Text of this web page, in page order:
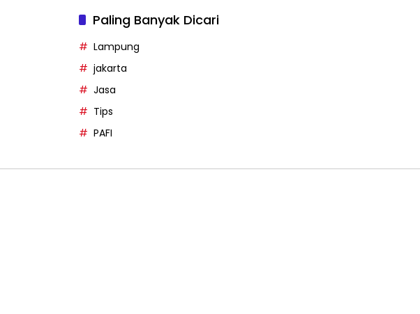
Paling Banyak Dicari
Lampung
jakarta
Jasa
Tips
PAFI